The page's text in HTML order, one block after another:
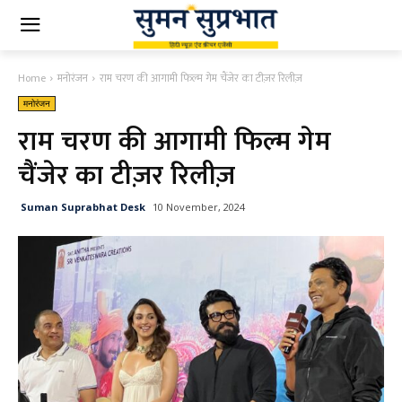
Home मनोरंजन राम चरण की आगामी फिल्म गेम चैंजेर का टीज़र रिलीज़
मनोरंजन
राम चरण की आगामी फिल्म गेम
चैंजेर का टीज़र रिलीज़
Suman Suprabhat Desk 10 November, 2024